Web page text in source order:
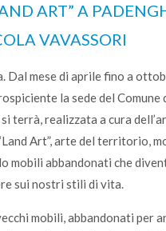
ART” A
VAVASSORI
Dal mese di aprile fino a
la sede del Comune
terrà, realizzata a cura
Art”, arte del territorio,
mobili abbandonati che
sui nostri stili di vita.
mobili, abbandonati per